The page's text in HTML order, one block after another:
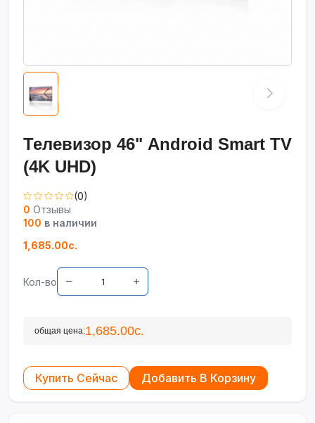
Телевизор 46" Android Smart TV
(4K UHD)
(0)
0 Отзывы
100 в наличии
1,685.00с.
Кол-во
общая цена:1,685.00с.
Купить Сейчас Добавить В Корзину